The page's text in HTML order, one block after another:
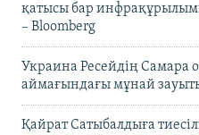
қатысы бар
– Bloomberg
Украина Ресейдің Самара
аймағындағы мұнай
Қайрат Сатыбалдыға